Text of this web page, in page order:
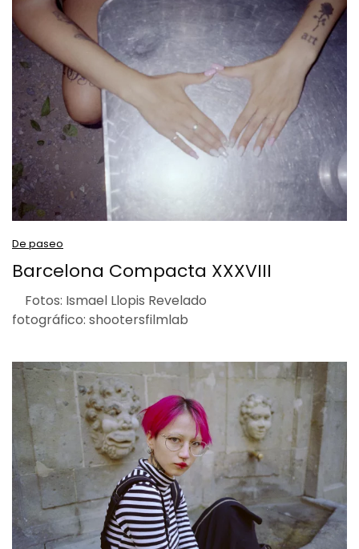
De paseo
Barcelona Compacta XXXVIII
Fotos: Ismael Llopis Revelado
fotográfico: shootersfilmlab